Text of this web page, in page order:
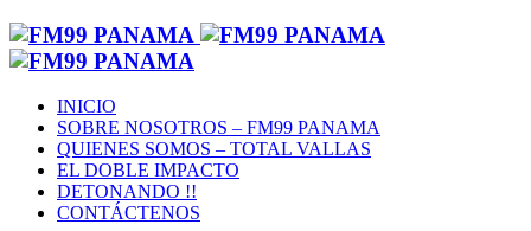
INICIO
SOBRE NOSOTROS – FM99 PANAMA
QUIENES SOMOS – TOTAL VALLAS
EL DOBLE IMPACTO
DETONANDO !!
CONTÁCTENOS